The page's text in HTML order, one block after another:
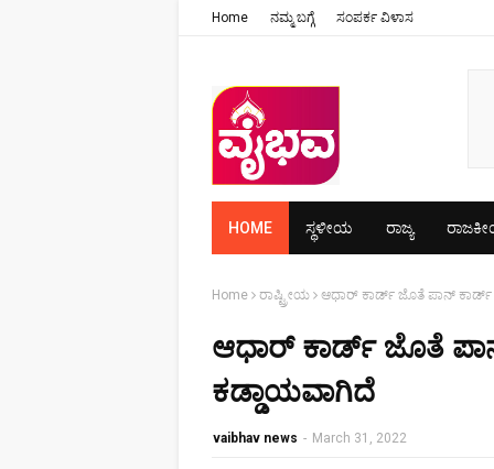
Home ನಮ್ಮ ಬಗ್ಗೆ ಸಂಪರ್ಕ ವಿಳಾಸ
HOME ಸ್ಥಳೀಯ ರಾಜ್ಯ
Home ರಾಷ್ಟ್ರೀಯ ಆಧಾರ್‌ ಕಾರ್ಡ್‌ ಜೊತೆ ಪಾನ್‌ ಕಾರ್ಡ್‌
ಆಧಾರ್‌ ಕಾರ್ಡ್‌ ಜೊತೆ
ಕಡ್ಡಾಯವಾಗಿದೆ
vaibhav news - March 31, 2022